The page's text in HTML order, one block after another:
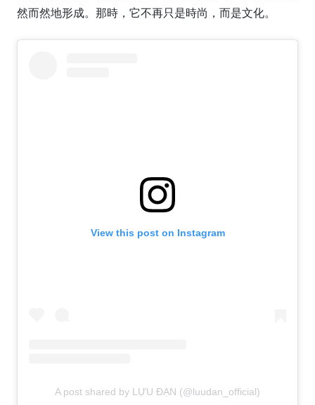
然而然地形成。那時，它不再只是時尚，而是文化。
View this post on Instagram
A post shared by LỰU ĐẠN (@luudan_official)